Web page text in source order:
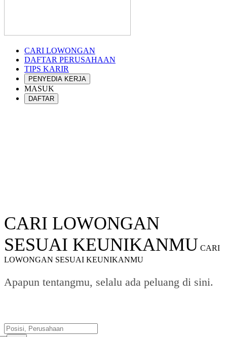
CARI LOWONGAN
DAFTAR PERUSAHAAN
TIPS KARIR
PENYEDIA KERJA
MASUK
DAFTAR
CARI LOWONGAN
SESUAI KEUNIKANMU CARI
LOWONGAN SESUAI KEUNIKANMU
Apapun tentangmu, selalu ada peluang di sini.